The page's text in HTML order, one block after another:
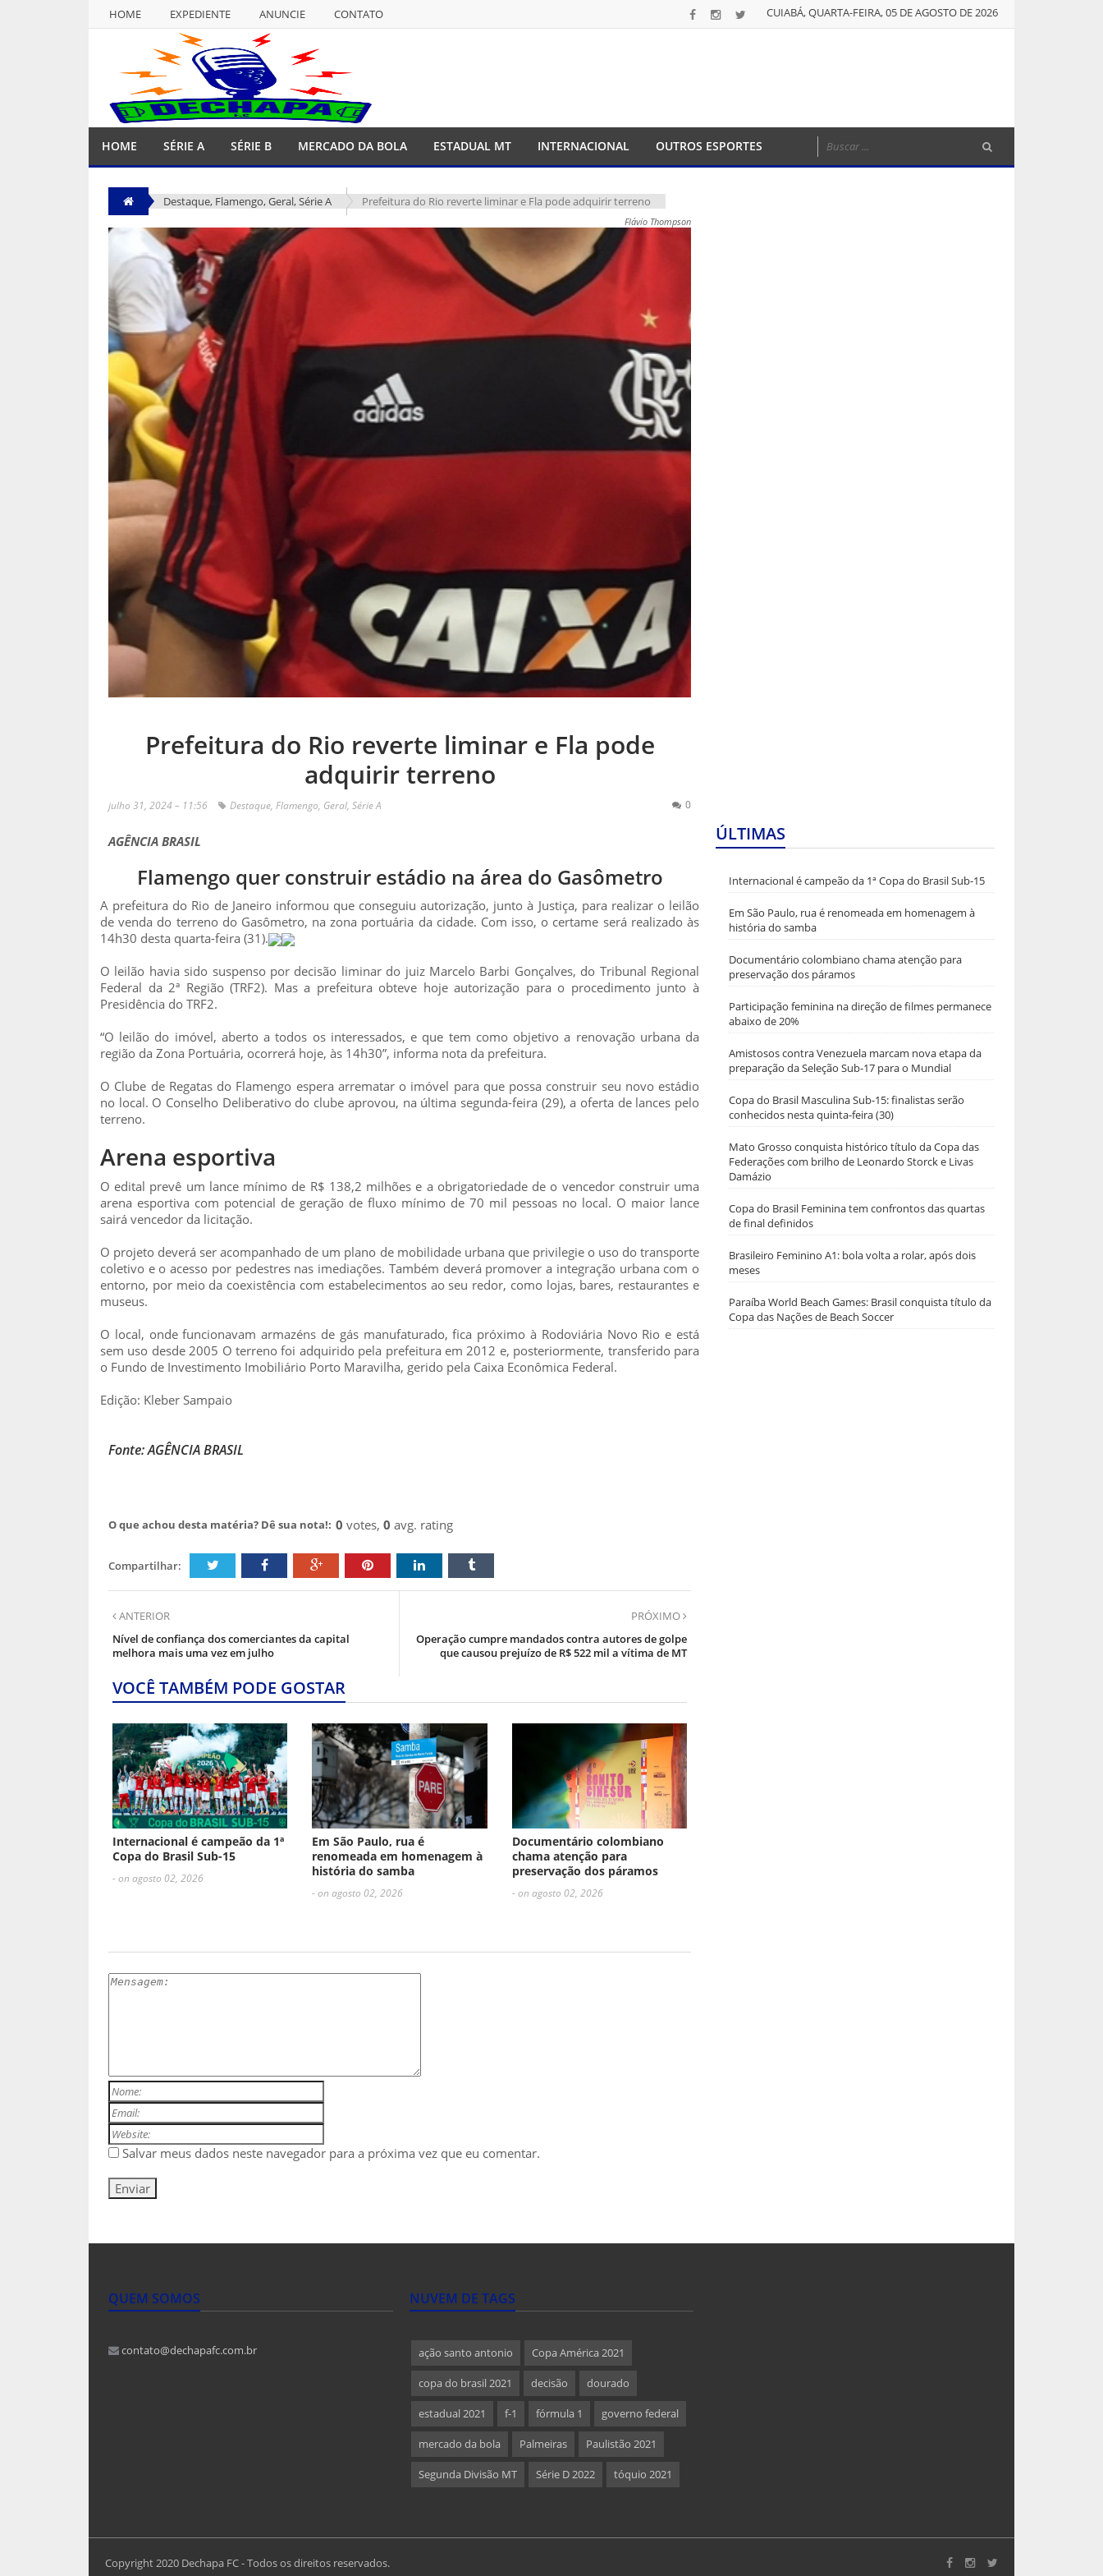
HOME EXPEDIENTE ANUNCIE
CONTATO
EXPEDIENTE ANUNCIE
CUIABÁ, QUARTA-FEIRA, 05 DE AGOSTO DE 2026
HOME SÉRIE A SÉRIE B MERCADO DA BOLA ESTADUAL MT INTERNACIONAL OUTROS ESPORTES
Destaque, Flamengo,Geral,Série A Prefeitura do Rio reverte liminar e Fla pode adquirir terreno
Flávio Thompson
Prefeitura do Rio reverte liminar e Fla pode
adquirir terreno
julho 31, 2024 – 11:56 Destaque, Flamengo, Geral, Série A 0
AGÊNCIA BRASIL
Flamengo quer construir estádio na área do Gasômetro
A prefeitura do Rio de Janeiro informou que conseguiu autorização, junto à Justiça, para realizar o leilão
de venda do terreno do Gasômetro, na zona portuária da cidade. Com isso, o certame será realizado às
14h30 desta quarta-feira (31).
O leilão havia sido suspenso por decisão liminar do juiz Marcelo Barbi Gonçalves, do Tribunal Regional
Federal da 2ª Região (TRF2). Mas a prefeitura obteve hoje autorização para o procedimento junto à
Presidência do TRF2.
“O leilão do imóvel, aberto a todos os interessados, e que tem como objetivo a renovação urbana da
região da Zona Portuária, ocorrerá hoje, às 14h30”, informa nota da prefeitura.
O Clube de Regatas do Flamengo espera arrematar o imóvel para que possa construir seu novo estádio
no local. O Conselho Deliberativo do clube aprovou, na última segunda-feira (29), a oferta de lances pelo
terreno.
Arena esportiva
O edital prevê um lance mínimo de R$ 138,2 milhões e a obrigatoriedade de o vencedor construir uma
arena esportiva com potencial de geração de fluxo mínimo de 70 mil pessoas no local. O maior lance
sairá vencedor da licitação.
O projeto deverá ser acompanhado de um plano de mobilidade urbana que privilegie o uso do transporte
coletivo e o acesso por pedestres nas imediações. Também deverá promover a integração urbana com o
entorno, por meio da coexistência com estabelecimentos ao seu redor, como lojas, bares, restaurantes e
museus.
O local, onde funcionavam armazéns de gás manufaturado, fica próximo à Rodoviária Novo Rio e está
sem uso desde 2005 O terreno foi adquirido pela prefeitura em 2012 e, posteriormente, transferido para
o Fundo de Investimento Imobiliário Porto Maravilha, gerido pela Caixa Econômica Federal.
Edição: Kleber Sampaio
Fonte: AGÊNCIA BRASIL
O que achou desta matéria? Dê sua nota!: 0 votes, 0 avg. rating
Compartilhar:
ANTERIOR
Nível de confiança dos comerciantes da capital
melhora mais uma vez em julho
PRÓXIMO
Operação cumpre mandados contra autores de golpe
que causou prejuízo de R$ 522 mil a vítima de MT
VOCÊ TAMBÉM PODE GOSTAR
Internacional é campeão da 1ª
Copa do Brasil Sub-15
- on agosto 02, 2026
Em São Paulo, rua é
renomeada em homenagem à
história do samba
- on agosto 02, 2026
Documentário colombiano
chama atenção para
preservação dos páramos
- on agosto 02, 2026
Salvar meus dados neste navegador para a próxima vez que eu comentar.
ÚLTIMAS
Internacional é campeão da 1ª Copa do Brasil Sub-15
Em São Paulo, rua é renomeada em homenagem à
história do samba
Documentário colombiano chama atenção para
preservação dos páramos
Participação feminina na direção de filmes permanece
abaixo de 20%
Amistosos contra Venezuela marcam nova etapa da
preparação da Seleção Sub-17 para o Mundial
Copa do Brasil Masculina Sub-15: finalistas serão
conhecidos nesta quinta-feira (30)
Mato Grosso conquista histórico título da Copa das
Federações com brilho de Leonardo Storck e Livas
Damázio
Copa do Brasil Feminina tem confrontos das quartas
de final definidos
Brasileiro Feminino A1: bola volta a rolar, após dois
meses
Paraíba World Beach Games: Brasil conquista título da
Copa das Nações de Beach Soccer
QUEM SOMOS
contato@dechapafc.com.br
NUVEM DE TAGS
ação santo antonio Copa América 2021
copa do brasil 2021 decisão dourado
estadual 2021 f-1 fórmula 1 governo federal
mercado da bola Palmeiras Paulistão 2021
Segunda Divisão MT Série D 2022 tóquio 2021
Copyright 2020 Dechapa FC - Todos os direitos reservados.